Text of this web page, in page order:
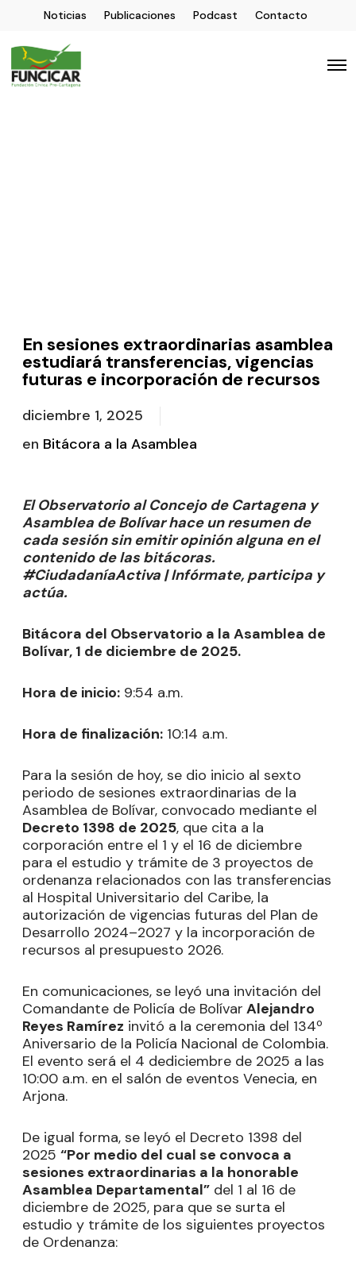
Noticias Publicaciones Podcast Contacto
En sesiones extraordinarias asamblea
estudiará transferencias, vigencias
futuras e incorporación de recursos
diciembre 1, 2025
en Bitácora a la Asamblea
El Observatorio al Concejo de Cartagena y
Asamblea de Bolívar hace un resumen de
cada sesión sin emitir opinión alguna en el
contenido de las bitácoras.
#CiudadaníaActiva | Infórmate, participa y
actúa.
Bitácora del Observatorio a la Asamblea de
Bolívar, 1 de diciembre de 2025.
Hora de inicio: 9:54 a.m.
Hora de finalización: 10:14 a.m.
Para la sesión de hoy, se dio inicio al sexto
periodo de sesiones extraordinarias de la
Asamblea de Bolívar, convocado mediante el
Decreto 1398 de 2025, que cita a la
corporación entre el 1 y el 16 de diciembre
para el estudio y trámite de 3 proyectos de
ordenanza relacionados con las transferencias
al Hospital Universitario del Caribe, la
autorización de vigencias futuras del Plan de
Desarrollo 2024–2027 y la incorporación de
recursos al presupuesto 2026.
En comunicaciones, se leyó una invitación del
Comandante de Policía de Bolívar Alejandro
Reyes Ramírez invitó a la ceremonia del 134º
Aniversario de la Policía Nacional de Colombia.
El evento será el 4 dediciembre de 2025 a las
10:00 a.m. en el salón de eventos Venecia, en
Arjona.
De igual forma, se leyó el Decreto 1398 del
2025 “Por medio del cual se convoca a
sesiones extraordinarias a la honorable
Asamblea Departamental” del 1 al 16 de
diciembre de 2025, para que se surta el
estudio y trámite de los siguientes proyectos
de Ordenanza: